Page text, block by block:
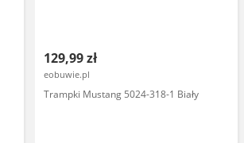
129,99 zł
eobuwie.pl
Trampki Mustang 5024-318-1 Biały